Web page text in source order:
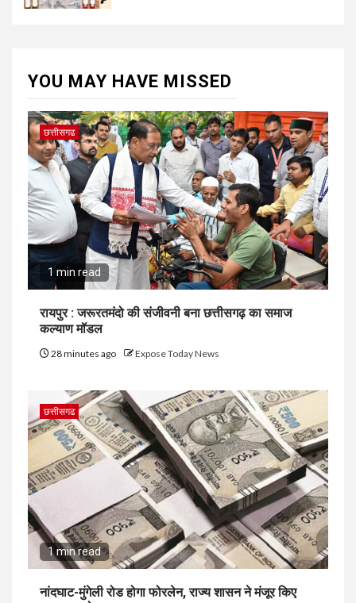
YOU MAY HAVE MISSED
छत्तीसगढ
1 min read
रायपुर : जरूरतमंदो की संजीवनी बना छत्तीसगढ़ का समाज
कल्याण मॉडल
28 minutes ago Expose Today News
छत्तीसगढ
1 min read
नांदघाट-मुंगेली रोड होगा फोरलेन, राज्य शासन ने मंजूर किए